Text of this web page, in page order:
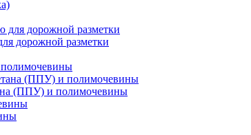
дорожной разметки
(ППУ) и полимочевины